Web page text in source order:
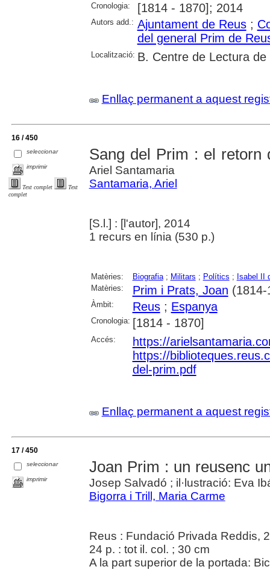
Cronologia: [1814 - 1870]; 2014
Autors add.: Ajuntament de Reus;
del general Prim de
Localització: B. Centre de Lectura de
Enllaç permanent a aquest
16 / 450
seleccionar
imprimir
Text complet
Text
complet
Sang del Prim : el retorn
Ariel Santamaria
Santamaria, Ariel
[S.l.] : [l'autor], 2014
1 recurs en línia (530 p.)
Matèries: Biografia; Militars ; Polítics ; Isabel II
Matèries:
Prim i Prats, Joan (1814-
Àmbit: Reus; Espanya
Cronologia: [1814 - 1870]
Accés:
https://
https://
del-prim.pdf
Enllaç permanent a aquest
17 / 450
seleccionar
imprimir
Joan Prim : un reusenc
Josep Salvadó ; il·lustració: Eva
Bigorra i Trill, Maria Carme
Reus : Fundació Privada Reddis,
24 p. : tot il. col. ; 30 cm
A la part superior de la portada: